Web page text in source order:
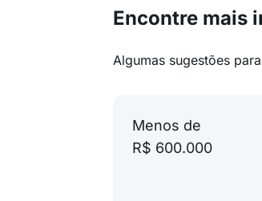
Encontre mais
Algumas sugestões
Menos de
R$ 600.000